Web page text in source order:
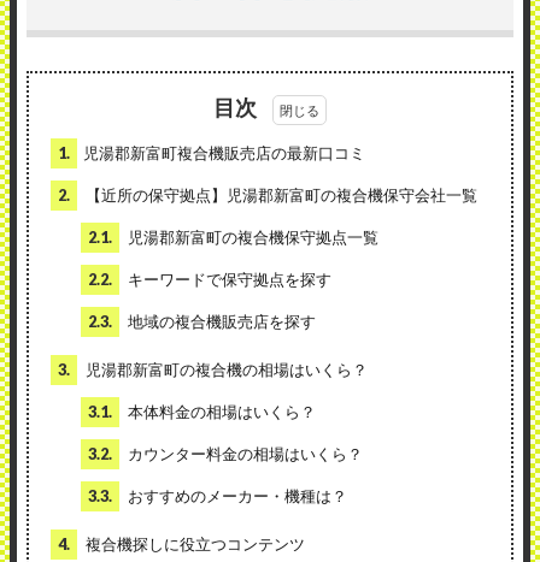
目次
1. 児湯郡新富町複合機販売店の最新口コミ
2. 【近所の保守拠点】児湯郡新富町の複合機保守会社一覧
2.1. 児湯郡新富町の複合機保守拠点一覧
2.2. キーワードで保守拠点を探す
2.3. 地域の複合機販売店を探す
3. 児湯郡新富町の複合機の相場はいくら？
3.1. 本体料金の相場はいくら？
3.2. カウンター料金の相場はいくら？
3.3. おすすめのメーカー・機種は？
4. 複合機探しに役立つコンテンツ